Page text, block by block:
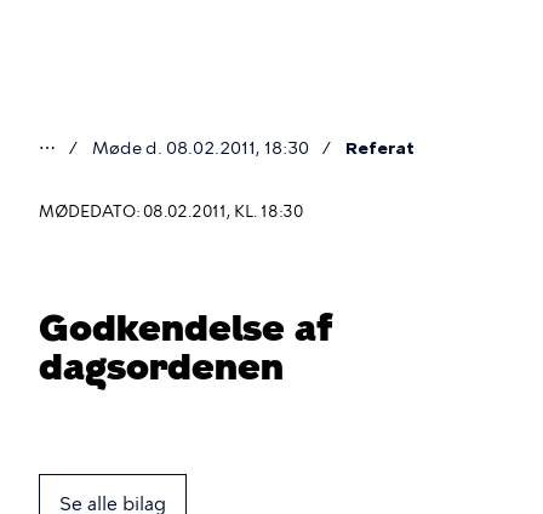
er
⋯ Møde d. 08.02.2011, 18:30 Referat
MØDEDATO: 08.02.2011, KL. 18:30
Godkendelse af
dagsordenen
Se alle bilag